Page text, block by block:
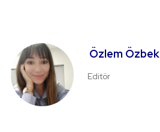
Özlem Özbek
Editör